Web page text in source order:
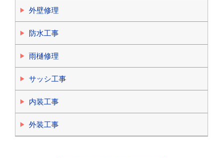
外壁修理
防水工事
雨樋修理
サッシ工事
内装工事
外装工事